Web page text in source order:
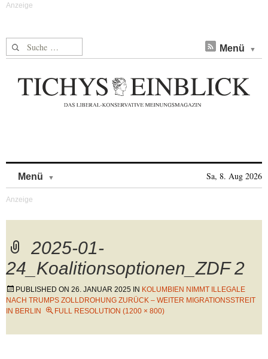
Suche nach: Menü
Menü Sa, 8. Aug 2026
2025-01-
24_Koalitionsoptionen_ZDF 2
PUBLISHED ON 26. JANUAR 2025 IN KOLUMBIEN NIMMT ILLEGALE
NACH TRUMPS ZOLLDROHUNG ZURÜCK – WEITER MIGRATIONSSTREIT
IN BERLIN
FULL RESOLUTION (1200 × 800)